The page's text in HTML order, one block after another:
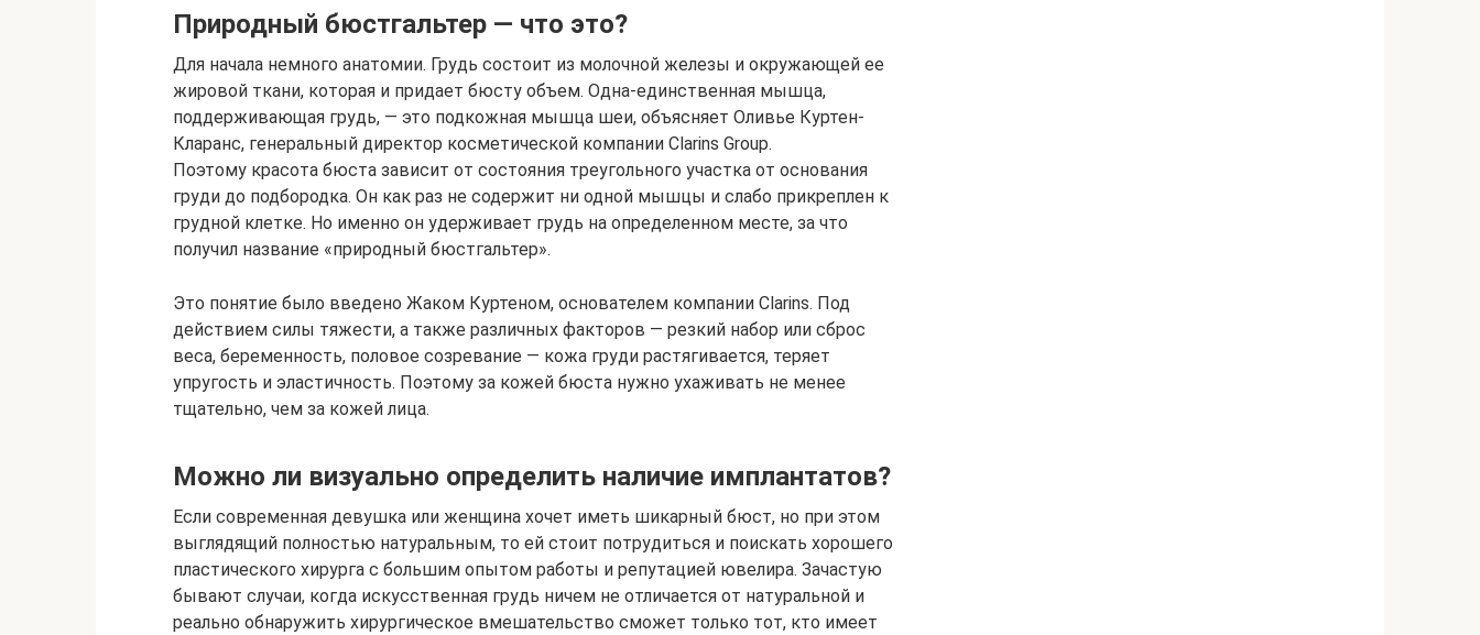
Природный бюстгальтер — что это?
Для начала немного анатомии. Грудь состоит из молочной железы и окружающей ее
жировой ткани, которая и придает бюсту объем. Одна-единственная мышца,
поддерживающая грудь, — это подкожная мышца шеи, объясняет Оливье Куртен-
Кларанс, генеральный директор косметической компании Clarins Group.
Поэтому красота бюста зависит от состояния треугольного участка от основания
груди до подбородка. Он как раз не содержит ни одной мышцы и слабо прикреплен к
грудной клетке. Но именно он удерживает грудь на определенном месте, за что
получил название «природный бюстгальтер».
Это понятие было введено Жаком Куртеном, основателем компании Clarins. Под
действием силы тяжести, а также различных факторов — резкий набор или сброс
веса, беременность, половое созревание — кожа груди растягивается, теряет
упругость и эластичность. Поэтому за кожей бюста нужно ухаживать не менее
тщательно, чем за кожей лица.
Можно ли визуально определить наличие имплантатов?
Если современная девушка или женщина хочет иметь шикарный бюст, но при этом
выглядящий полностью натуральным, то ей стоит потрудиться и поискать хорошего
пластического хирурга с большим опытом работы и репутацией ювелира. Зачастую
бывают случаи, когда искусственная грудь ничем не отличается от натуральной и
реально обнаружить хирургическое вмешательство сможет только тот, кто имеет